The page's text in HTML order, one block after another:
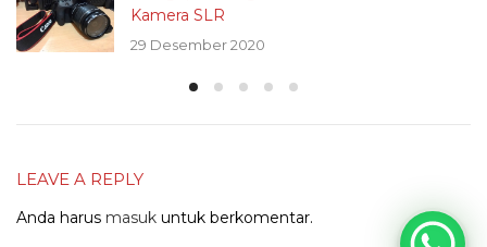
Kamera SLR
29 Desember 2020
LEAVE A REPLY
Anda harus masuk untuk berkomentar.